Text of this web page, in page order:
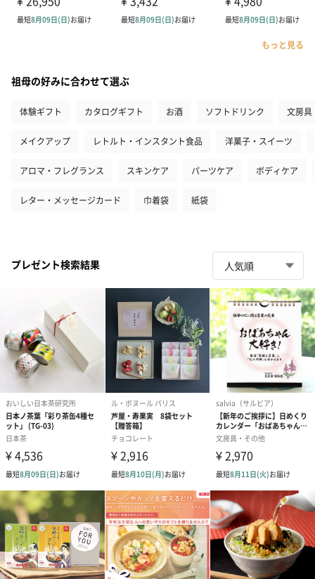
もっと見る
祖母の好みに合わせて選ぶ
体験ギフト カタログギフト お酒 ソフトドリンク 文房具
メイクアップ レトルト・インスタント食品 洋菓子・スイーツ
アロマ・フレグランス スキンケア パーツケア ボディケア
レター・メッセージカード 巾着袋 紙袋
プレゼント検索結果